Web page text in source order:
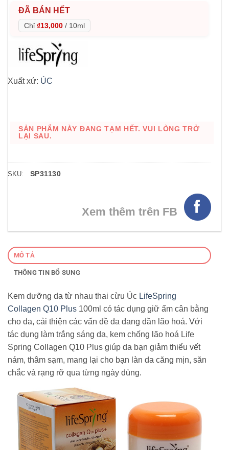
ĐÃ BÁN HẾT
Chỉ ₫13,000 / 10ml
Xuất xứ: ÚC
SẢN PHẨM NÀY ĐANG TẠM HẾT. VUI LÒNG TRỞ
LẠI SAU.
SKU: SP31130
Xem thêm trên FB
MÔ TẢ
THÔNG TIN BỔ SUNG
Kem dưỡng da từ nhau thai cừu Úc LifeSpring
Collagen Q10 Plus 100ml có tác dụng giữ ẩm cân bằng
cho da, cải thiện các vấn đề da đang dần lão hoá. Với
tác dụng làm trắng sáng da, kem chống lão hoá Life
Spring Collagen Q10 Plus giúp da bạn giảm thiểu vết
nám, thâm sạm, mang lại cho bạn làn da căng mịn, săn
chắc và rạng rỡ qua từng ngày dùng.